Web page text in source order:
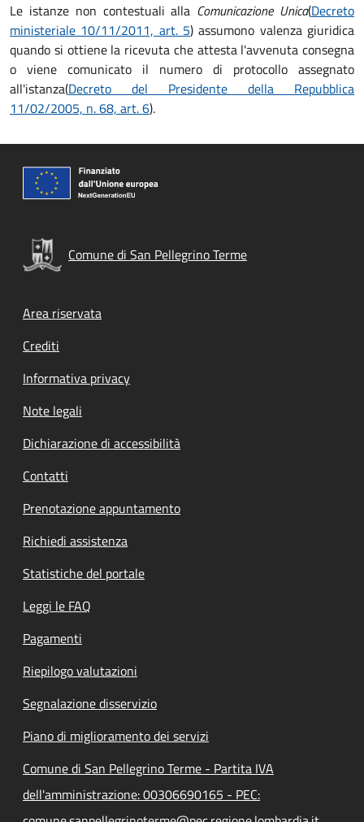
Le istanze non contestuali alla Comunicazione Unica(Decreto
ministeriale 10/11/2011, art. 5) assumono valenza giuridica
quando si ottiene la ricevuta che attesta l'avvenuta consegna
o viene comunicato il numero di protocollo assegnato
all'istanza(Decreto del Presidente della Repubblica
11/02/2005, n. 68, art. 6).
Comune di San Pellegrino Terme
Footer menu
Area riservata
Crediti
Informativa privacy
Note legali
Dichiarazione di accessibilità
Contatti
Prenotazione appuntamento
Richiedi assistenza
Statistiche del portale
Leggi le FAQ
Pagamenti
Riepilogo valutazioni
Segnalazione disservizio
Piano di miglioramento dei servizi
Comune di San Pellegrino Terme - Partita IVA
dell'amministrazione: 00306690165 - PEC: